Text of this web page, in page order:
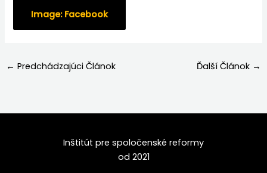
Image: Facebook
← Predchádzajúci Článok Ďalší Článok →
Inštitút pre spoločenské reformy
od 2021